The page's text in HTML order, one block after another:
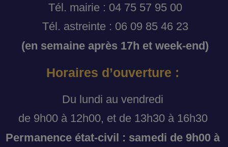
Tél. mairie : 04 75 57 95 00
Tél. astreinte : 06 09 85 46 23
(en semaine après 17h et week-end)
Horaires d’ouverture :
Du lundi au vendredi
de 9h00 à 12h00, et de 13h30 à 16h30
Permanence état-civil : samedi de 9h00 à